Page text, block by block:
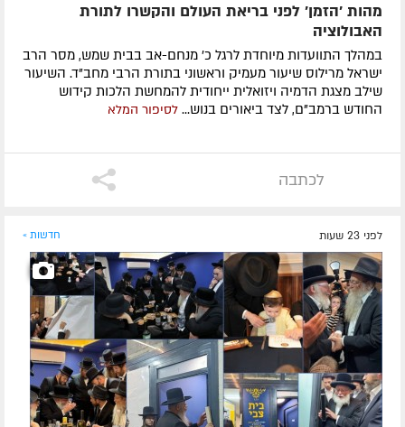
מהות 'הזמן' לפני בריאת העולם והקשרו לתורת
האבולוציה
במהלך התוועדות מיוחדת לרגל כ' מנחם-אב בבית שמש, מסר הרב
ישראל מרילוס שיעור מעמיק וראשוני בתורת הרבי מחב"ד. השיעור
שילב מצגת הדמיה ויזואלית ייחודית להמחשת הלכות קידוש
החודש ברמב"ם, לצד ביאורים בנוש... לסיפור המלא
לכתבה
לפני 23 שעות חדשות »